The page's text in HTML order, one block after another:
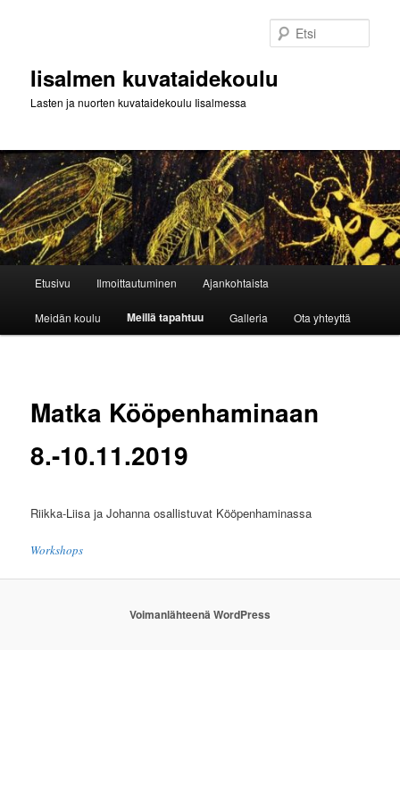
Iisalmen kuvataidekoulu
Lasten ja nuorten kuvataidekoulu Iisalmessa
Etusivu Ilmoittautuminen Ajankohtaista
Meidän koulu Meillä tapahtuu Galleria Ota yhteyttä
Matka Kööpenhaminaan
8.-10.11.2019
Riikka-Liisa ja Johanna osallistuvat Kööpenhaminassa
Workshops
Voimanlähteenä WordPress